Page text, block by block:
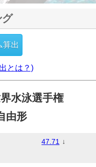
グ
とは？)
水泳選手権
由形
47.71 ↓